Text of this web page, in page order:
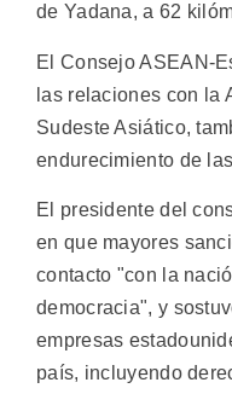
de Yadana, a 62
El Consejo ASEAN-
las relaciones con la
Sudeste Asiático,
endurecimiento de
El presidente del
en que mayores
contacto "con la
democracia", y
empresas
país, incluyendo